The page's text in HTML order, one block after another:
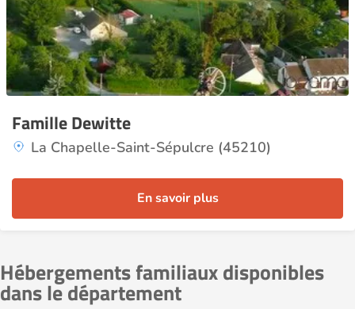
Famille Dewitte
La Chapelle-Saint-Sépulcre (45210)
En savoir plus
Hébergements familiaux disponibles
dans le département